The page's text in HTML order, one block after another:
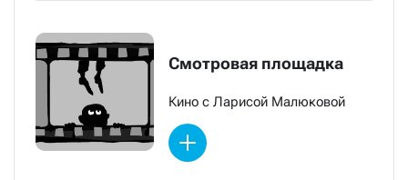
Смотровая площадка
Кино с Ларисой Малюковой